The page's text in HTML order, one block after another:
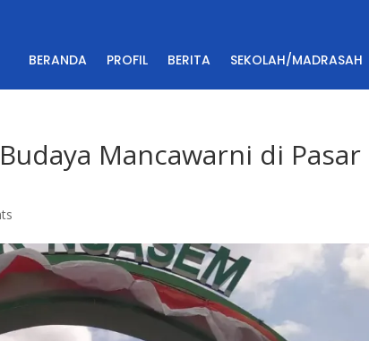
BERANDA PROFIL BERITA SEKOLAH/MADRASAH
Mancawarni di Pasar